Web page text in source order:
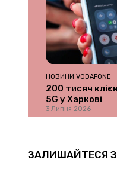
НОВИНИ VODAFONE
200 тисяч
5G у Харкові
3 Липня 2026
ЗАЛИШАЙТЕСЯ